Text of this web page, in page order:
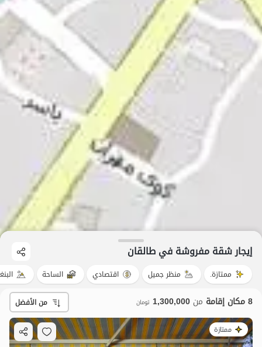
إيجار شقة مفروشة في طالقان
ممتازة. منظر جميل اقتصادي الساحة
8 مكان إقامة من 1,300,000 تومان من الأفضل
ممتازة